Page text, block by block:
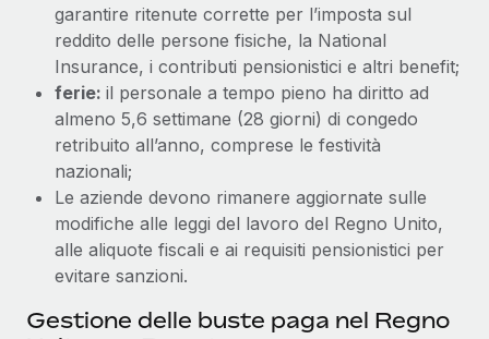
garantire ritenute corrette per l’imposta sul
reddito delle persone fisiche, la National
Insurance, i contributi pensionistici e altri benefit;
ferie: il personale a tempo pieno ha diritto ad
almeno 5,6 settimane (28 giorni) di congedo
retribuito all’anno, comprese le festività
nazionali;
Le aziende devono rimanere aggiornate sulle
modifiche alle leggi del lavoro del Regno Unito,
alle aliquote fiscali e ai requisiti pensionistici per
evitare sanzioni.
Gestione delle buste paga nel Regno